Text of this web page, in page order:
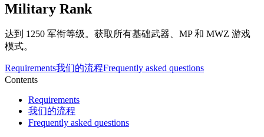
Military Rank
达到 1250 军衔等级。获取所有基础武器、MP 和 MWZ 游戏
模式。
Requirements我们的流程Frequently asked questions
Contents
Requirements
我们的流程
Frequently asked questions